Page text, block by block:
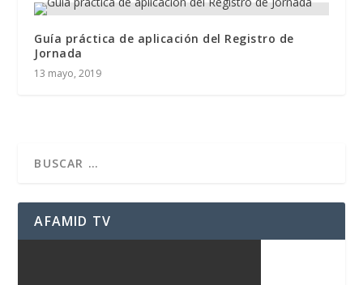
Guía práctica de aplicación del Registro de
Jornada
13 mayo, 2019
AFAMID TV